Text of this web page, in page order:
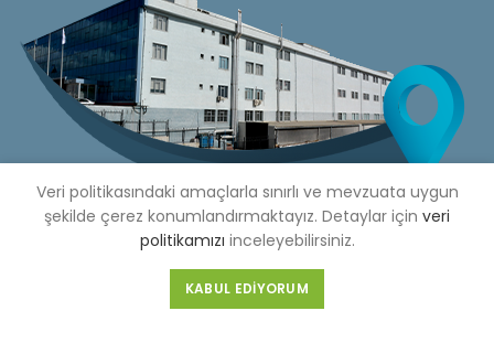
Copyright © 2020 Çetinkaya Pano |Çetinkaya Pano Fiyat
Veri politikasındaki amaçlarla sınırlı ve mevzuata uygun
şekilde çerez konumlandırmaktayız. Detaylar için veri
politikamızı inceleyebilirsiniz.
KABUL EDIYORUM